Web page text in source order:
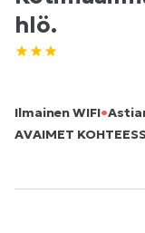
hlö.
Ilmainen WIFI•
AVAIMET